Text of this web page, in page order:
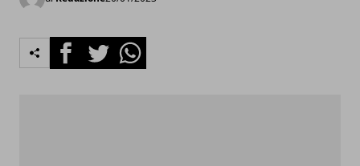
FacebookTwitterWhatsapp